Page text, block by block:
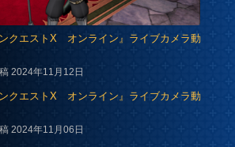
クエストX オンライン』ライブカメラ動
2024年11月12日
クエストX オンライン』ライブカメラ動
2024年11月06日